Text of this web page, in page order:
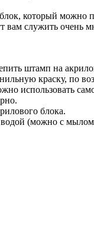
который можно
служить очень
штамп на
краску, по
использовать
блока.
(можно с